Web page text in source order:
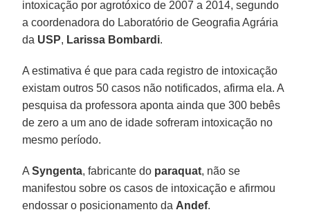
intoxicação por agrotóxico de 2007 a 2014, segundo
a coordenadora do Laboratório de Geografia Agrária
da USP, Larissa Bombardi.
A estimativa é que para cada registro de intoxicação
existam outros 50 casos não notificados, afirma ela. A
pesquisa da professora aponta ainda que 300 bebês
de zero a um ano de idade sofreram intoxicação no
mesmo período.
ASyngenta, fabricante do paraquat, não se
manifestou sobre os casos de intoxicação e afirmou
endossar o posicionamento da Andef.